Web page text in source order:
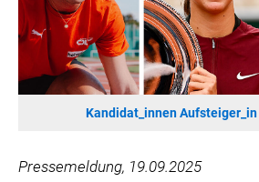
WILHELM-EXNER-MEDAILLEN STIFTUNG
ADMIRAL SPORTWETTEN
EWP RECYCLING PFAND ÖSTERREICH
ANNEMARIE CHARITY
IMPERIAL MARKETS
SPECIAL OLYMPICS ÖSTERREICH
Kandidat_innen
Pressemeldung, 19.09.2025